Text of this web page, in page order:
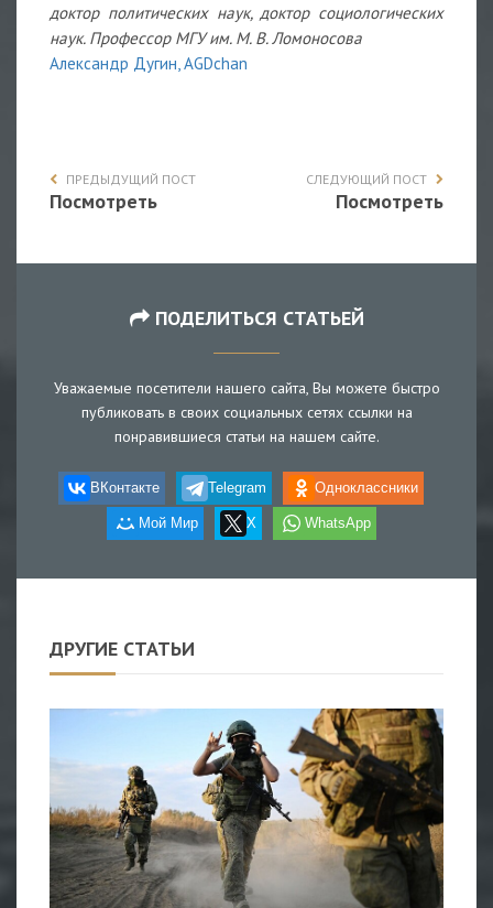
доктор политических наук, доктор социологических
наук. Профессор МГУ им. М. В. Ломоносова
Александр Дугин, AGDchan
ПРЕДЫДУЩИЙ ПОСТ
Посмотреть
СЛЕДУЮЩИЙ ПОСТ
Посмотреть
ПОДЕЛИТЬСЯ СТАТЬЕЙ
Уважаемые посетители нашего сайта, Вы можете быстро
публиковать в своих социальных сетях ссылки на
понравившиеся статьи на нашем сайте.
ВКонтакте Telegram Одноклассники
Мой Мир X WhatsApp
ДРУГИЕ СТАТЬИ